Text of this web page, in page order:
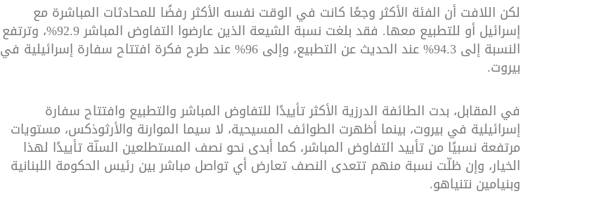
لكن اللافت أن الفئة الأكثر وجعًا كانت في الوقت نفسه الأكثر رفضًا للمحادثات المباشرة مع
إسرائيل أو للتطبيع معها. فقد بلغت نسبة الشيعة الذين عارضوا التفاوض المباشر 92.9%، وترتفع
النسبة إلى 94.3% عند الحديث عن التطبيع، وإلى 96% عند طرح فكرة افتتاح سفارة إسرائيلية في
بيروت.
في المقابل، بدت الطائفة الدرزية الأكثر تأييدًا للتفاوض المباشر والتطبيع وافتتاح سفارة
إسرائيلية في بيروت، بينما أظهرت الطوائف المسيحية، لا سيما الموارنة والأرثوذكس، مستويات
مرتفعة نسبيًا من تأييد التفاوض المباشر، كما أبدى نحو نصف المستطلعين السنّة تأييدًا لهذا
الخيار، وإن ظلّت نسبة منهم تتعدى النصف تعارض أي تواصل مباشر بين رئيس الحكومة اللبنانية
وبنيامين نتنياهو.